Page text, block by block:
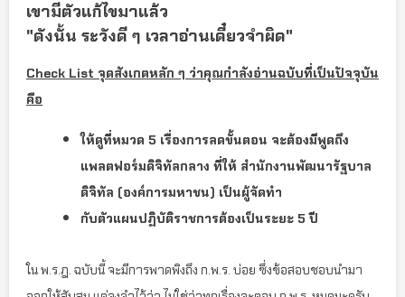
เขามีตัวแก้ไขมาแล้ว
"ดังนั้น ระวังดี ๆ เวลาอ่านเดี๋ยวจำผิด"
Check List จุดสังเกตหลัก ๆ ว่าคุณกำลังอ่านฉบับที่เป็นปัจจุบัน
คือ
ให้ดูที่หมวด 5 เรื่องการลดขั้นตอน จะต้องมีพูดถึง
แพลตฟอร์มดิจิทัลกลาง ที่ให้ สำนักงานพัฒนารัฐบาล
ดิจิทัล (องค์การมหาชน) เป็นผู้จัดทำ
กับตัวแผนปฏิบัติราชการต้องเป็นระยะ 5 ปี
ใน พ.ร.ฎ. ฉบับนี้ จะมีการพาดพิงถึง ก.พ.ร. บ่อย ซึ่งข้อสอบชอบนำมา